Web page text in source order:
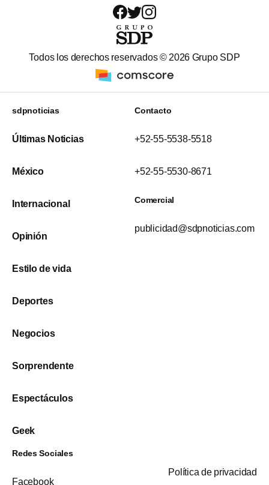
Todos los derechos reservados © 2026 Grupo SDP
sdpnoticias
Últimas Noticias
México
Internacional
Opinión
Estilo de vida
Deportes
Negocios
Sorprendente
Espectáculos
Geek
Contacto
+52-55-5538-5518
+52-55-5530-8671
Comercial
publicidad@sdpnoticias.com
Redes Sociales
Facebook
Política de privacidad